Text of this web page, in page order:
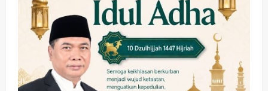
5
Keagamaan Pemerintahan
Hadir di Pengajian Qurrota A’yun,
Wabup Sidoarjo Minta Doa Jamaah
Agar Tetap Amanah Memimpin
wartanusa 4 Agustus 2026